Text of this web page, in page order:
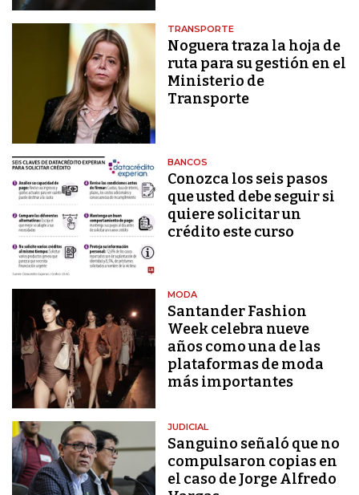
TRANSPORTE
Noguera traza la hoja de
ruta para su gestión en el
Ministerio de
Transporte
BANCOS
Conozca los seis pasos
que usted debe seguir si
quiere solicitar un
crédito este curso
MODA
Santander Fashion
Week celebra nueve
años como una de las
plataformas de moda
más importantes
JUDICIAL
Sanguino señaló que no
compulsaron copias en
el caso de Jorge Alfredo